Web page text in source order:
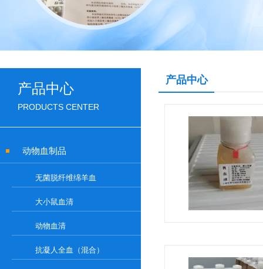
产品中心
PRODUCTS CENTER
动物血制品
无菌脱纤维绵羊血
大小鼠血清
动物血清
抗凝人全血（混合）
产品中心